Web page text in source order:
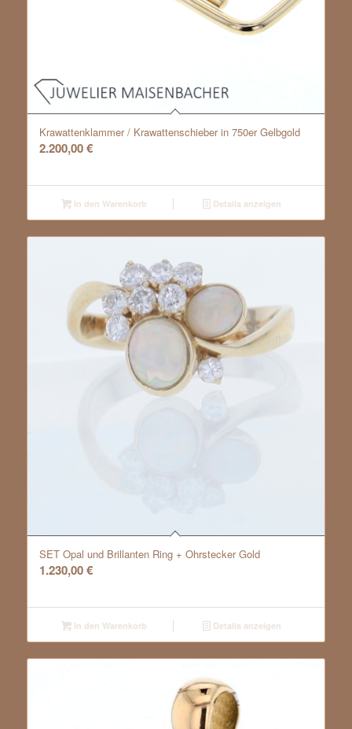
Krawattenklammer / Krawattenschieber in 750er Gelbgold
2.200,00€
In den Warenkorb Details anzeigen
SET Opal und Brillanten Ring + Ohrstecker Gold
1.230,00€
In den Warenkorb Details anzeigen